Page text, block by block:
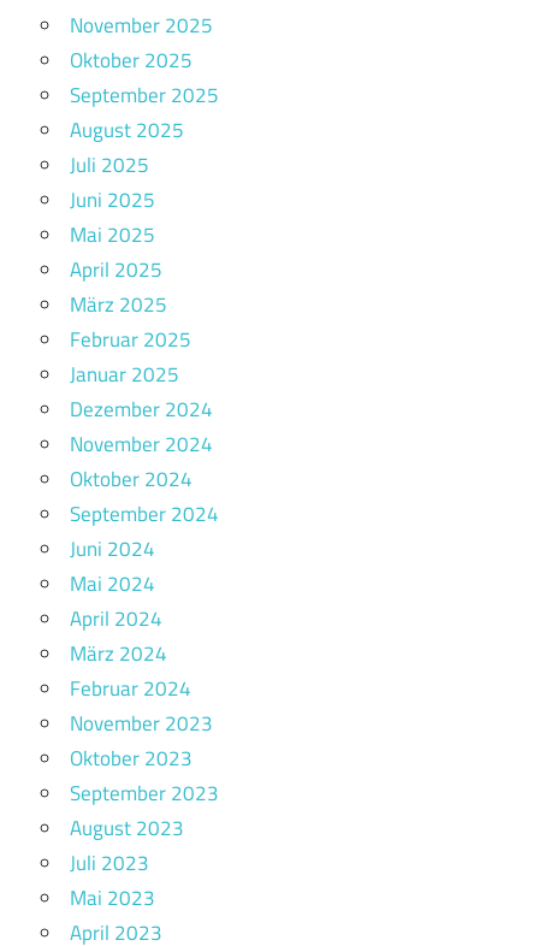
November 2025
Oktober 2025
September 2025
August 2025
Juli 2025
Juni 2025
Mai 2025
April 2025
März 2025
Februar 2025
Januar 2025
Dezember 2024
November 2024
Oktober 2024
September 2024
Juni 2024
Mai 2024
April 2024
März 2024
Februar 2024
November 2023
Oktober 2023
September 2023
August 2023
Juli 2023
Mai 2023
April 2023